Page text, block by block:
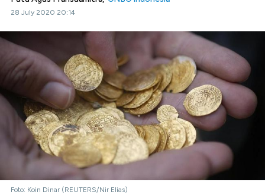
28 July 2020 20:14
Foto: Koin Dinar (REUTERS/Nir Elias)